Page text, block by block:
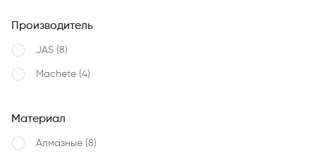
Производитель
JAS (8)
Machete (4)
Материал
Алмазные (8)